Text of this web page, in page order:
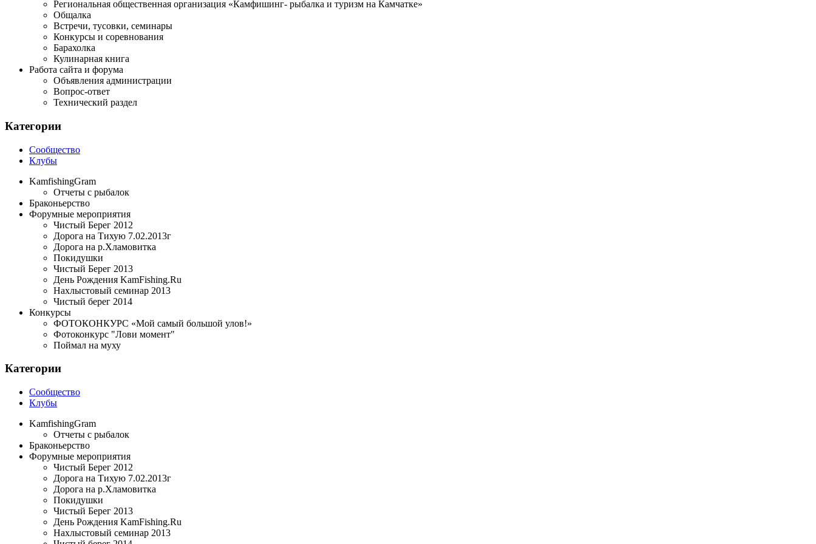
Региональная общественная организация «Камфишинг- рыбалка и туризм на Камчатке»
Общалка
Встречи, тусовки, семинары
Конкурсы и соревнования
Барахолка
Кулинарная книга
Работа сайта и форума
Объявления администрации
Вопрос-ответ
Технический раздел
Категории
Сообщество
Клубы
KamfishingGram
Отчеты с рыбалок
Браконьерство
Форумные мероприятия
Чистый Берег 2012
Дорога на Тихую 7.02.2013г
Дорога на р.Хламовитка
Покидушки
Чистый Берег 2013
День Рождения KamFishing.Ru
Нахлыстовый семинар 2013
Чистый берег 2014
Конкурсы
ФОТОКОНКУРС «Мой самый большой улов!»
Фотоконкурс "Лови момент"
Поймал на муху
Категории
Сообщество
Клубы
KamfishingGram
Отчеты с рыбалок
Браконьерство
Форумные мероприятия
Чистый Берег 2012
Дорога на Тихую 7.02.2013г
Дорога на р.Хламовитка
Покидушки
Чистый Берег 2013
День Рождения KamFishing.Ru
Нахлыстовый семинар 2013